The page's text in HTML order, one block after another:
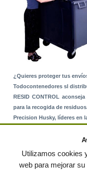
¿Quieres proteger tus
Todocontenedores sl
RESID CONTROL
para la recogida de
Precision Husky, líderes en
Utilizamos cookies
web para mejorar